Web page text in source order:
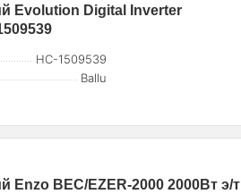
Evolution Digital Inverter
НС-1509539
Ballu
Enzo BEC/EZER-2000 2000Вт э/т